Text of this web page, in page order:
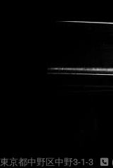
京都中野区中野3-1-3